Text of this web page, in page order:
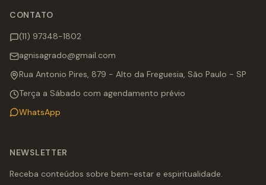
CONTATO
(11) 97348-1802
agnisagrado@gmail.com
Rua Antonio Pires, 879 - Alto da Freguesia, São Paulo - SP
Terça a Sábado com agendamento prévio
WhatsApp
NEWSLETTER
Receba conteúdos sobre bem-estar e espiritualidade.